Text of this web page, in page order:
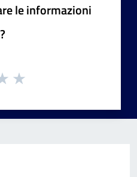
le informazioni